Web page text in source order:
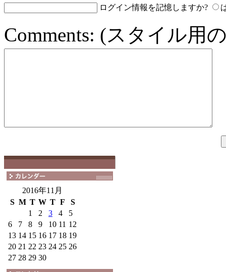
ログイン情報を記憶しますか?
Comments: (スタイル用
2016年11月
S M T W T F
S
1
2 3 4
5
6
7 8 9 10 11 12
13 14 15 16 17 18 19
20 21 22 23 24 25 26
27 28 29 30